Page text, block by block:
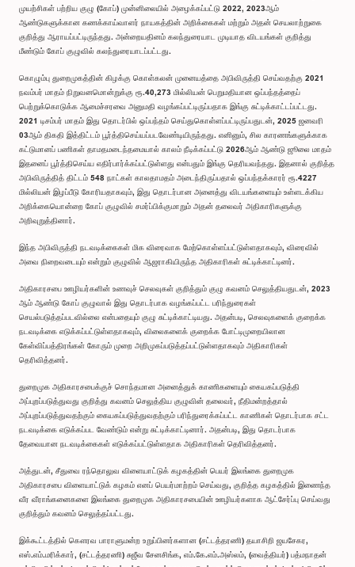
முயற்சிகள் பற்றிய குழு (கோப்) முன்னிலையில் அழைக்கப்பட்டு 2022, 2023ஆம்
ஆண்டுகளுக்கான கணக்காய்வாளர் நாயகத்தின் அறிக்கைகள் மற்றும் அதன் செயலாற்றுகை
குறித்து ஆராயப்பட்டிருந்தது. அன்றையதினம் கலந்துரையாட முடியாத விடயங்கள் குறித்து
மீண்டும் கோப் குழுவில் கலந்துரையாடப்பட்டது.
கொழும்பு துறைமுகத்தின் கிழக்கு கொள்கலன் முனையத்தை அபிவிருத்தி செய்வதற்கு 2021
நவம்பர் மாதம் நிறுவனமொன்றுக்கு ரூ.40,273 மில்லியன் பெறுமதியான ஒப்பந்தத்தைப்
பெற்றுக்கொடுக்க ஆமைச்சரவை அனுமதி வழங்கப்பட்டிருப்பதாக இங்கு சுட்டிக்காட்டப்பட்டது.
2021 டிசம்பர் மாதம் இது தொடர்பில் ஒப்பந்தம் செய்துகொள்ளப்பட்டிருப்பதுடன், 2025 ஜனவரி
03ஆம் திகதி இத்திட்டம் பூர்த்திசெய்யப்படவேண்டியிருந்தது. எனினும், சில காரணங்களுக்காக
கட்டுமானப் பணிகள் தாமதமடைந்தமையால் காலம் நீடிக்கப்பட்டு 2026ஆம் ஆண்டு ஜூலை மாதம்
இதனைப் பூர்த்திசெய்ய எதிர்பார்க்கப்பட்டுள்ளது என்பதும் இங்கு தெரியவந்தது. இதனால் குறித்த
அபிவிருத்தித் திட்டம் 548 நாட்கள் காலதாமதம் அடைந்திருப்பதால் ஒப்பந்தக்காரர் ரூ.4227
மில்லியன் இழப்பீடு கோரியதாகவும், இது தொடர்பான அனைத்து விடயங்களையும் உள்ளடக்கிய
அறிக்கையொன்றை கோப் குழுவில் சமர்ப்பிக்குமாறும் அதன் தலைவர் அதிகாரிகளுக்கு
அறிவுறுத்தினார்.
இந்த அபிவிருத்தி நடவடிக்கைகள் மிக விரைவாக மேற்கொள்ளப்பட்டுள்ளதாகவும், விரைவில்
அவை நிறைவடையும் என்றும் குழுவில் ஆஜராகியிருந்த அதிகாரிகள் சுட்டிக்காட்டினர்.
அதிகாரசபை ஊழியர்களின் உணவுச் செலவுகள் குறித்தும் குழு கவனம் செலுத்தியதுடன், 2023
ஆம் ஆண்டு கோப் குழுவால் இது தொடர்பாக வழங்கப்பட்ட பரிந்துரைகள்
செயல்படுத்தப்படவில்லை என்பதையும் குழு சுட்டிக்காட்டியது. அதன்படி, செலவுகளைக் குறைக்க
நடவடிக்கை எடுக்கப்பட்டுள்ளதாகவும், விலைகளைக் குறைக்க போட்டிமுறையிலான
கேள்விப்பத்திரங்கள் கோரும் முறை அறிமுகப்படுத்தப்பட்டுள்ளதாகவும் அதிகாரிகள்
தெரிவித்தனர்.
துறைமுக அதிகாரசபைக்குச் சொந்தமான அனைத்துக் காணிகளையும் கையகப்படுத்தி
அப்புறப்படுத்துவது குறித்து கவனம் செலுத்திய குழுவின் தலைவர், நீதிமன்றத்தால்
அப்புறப்படுத்துவதற்கும் கையகப்படுத்துவதற்கும் பரிந்துரைக்கப்பட்ட காணிகள் தொடர்பாக சட்ட
நடவடிக்கை எடுக்கப்பட வேண்டும் என்று சுட்டிக்காட்டினார். அதன்படி, இது தொடர்பாக
தேவையான நடவடிக்கைகள் எடுக்கப்பட்டுள்ளதாக அதிகாரிகள் தெரிவித்தனர்.
அத்துடன், சீதுவை ரந்தொலுவ விளையாட்டுக் கழகத்தின் பெயர் இலங்கை துறைமுக
அதிகாரசபை விளையாட்டுக் கழகம் எனப் பெயர்மாற்றம் செய்வது, குறித்த கழகத்தில் இணைந்த
வீர வீராங்கனைகளை இலங்கை துறைமுக அதிகாரசபையின் ஊழியர்களாக ஆட்சேர்ப்பு செய்வது
குறித்தும் கவனம் செலுத்தப்பட்டது.
இக்கூட்டத்தில் கௌரவ பாராளுமன்ற உறுப்பினர்களான (சட்டத்தரணி) தயாசிறி ஜயசேகர,
எஸ்.எம்.மரிக்கார், (சட்டத்தரணி) சுஜீவ சேனசிங்க, எம்.கே.எம்.அஸ்லம், (வைத்தியர்) பத்மநாதன்